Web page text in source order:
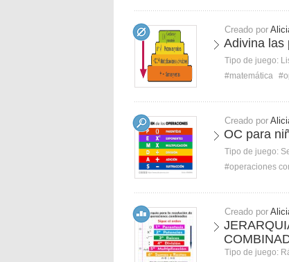
Creado por
Adivina las
Tipo de juego:
#matemática
Creado por
OC para
Tipo de juego:
#operaciones
Creado por
Tipo de juego: